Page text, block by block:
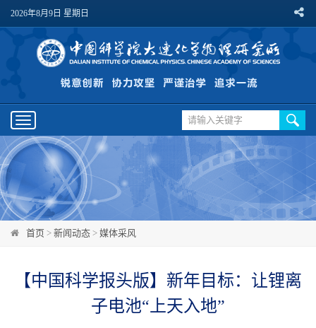
2026年8月9日 星期日
Toggle
navigation
首页 > 新闻动态 > 媒体采风
【中国科学报头版】新年目标：让锂离
子电池“上天入地”